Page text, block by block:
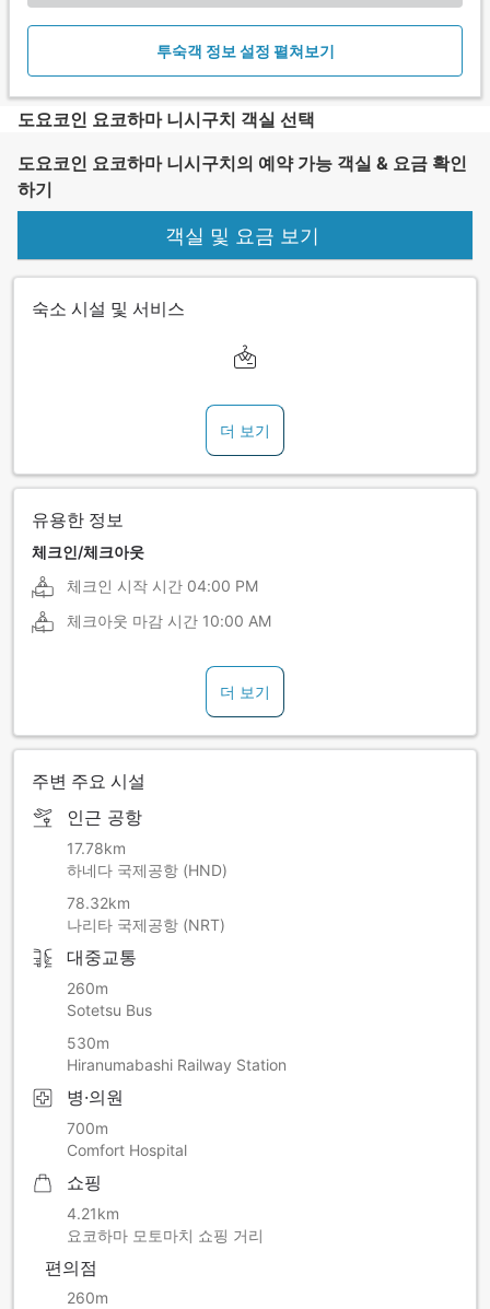
투숙객 정보 설정 펼쳐보기
도요코인 요코하마 니시구치 객실 선택
도요코인 요코하마 니시구치의 예약 가능 객실 & 요금 확인
하기
객실 및 요금 보기
숙소 시설 및 서비스
더 보기
유용한 정보
체크인/체크아웃
체크인 시작 시간 04:00 PM
체크아웃 마감 시간 10:00 AM
더 보기
주변 주요 시설
인근 공항
17.78km
하네다 국제공항 (HND)
78.32km
나리타 국제공항 (NRT)
대중교통
260m
Sotetsu Bus
530m
Hiranumabashi Railway Station
병·의원
700m
Comfort Hospital
쇼핑
4.21km
요코하마 모토마치 쇼핑 거리
편의점
260m